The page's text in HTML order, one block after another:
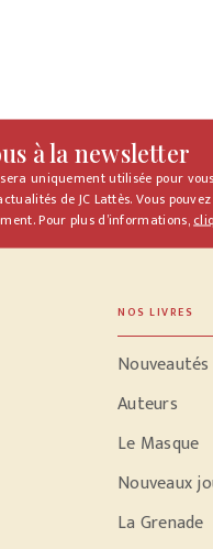
à la newsletter
uniquement utilisée pour
de JC Lattès. Vous
Pour plus d’informations,
NOS LIVRES
Nouveautés
Auteurs
Le Masque
Nouveaux
La Grenade